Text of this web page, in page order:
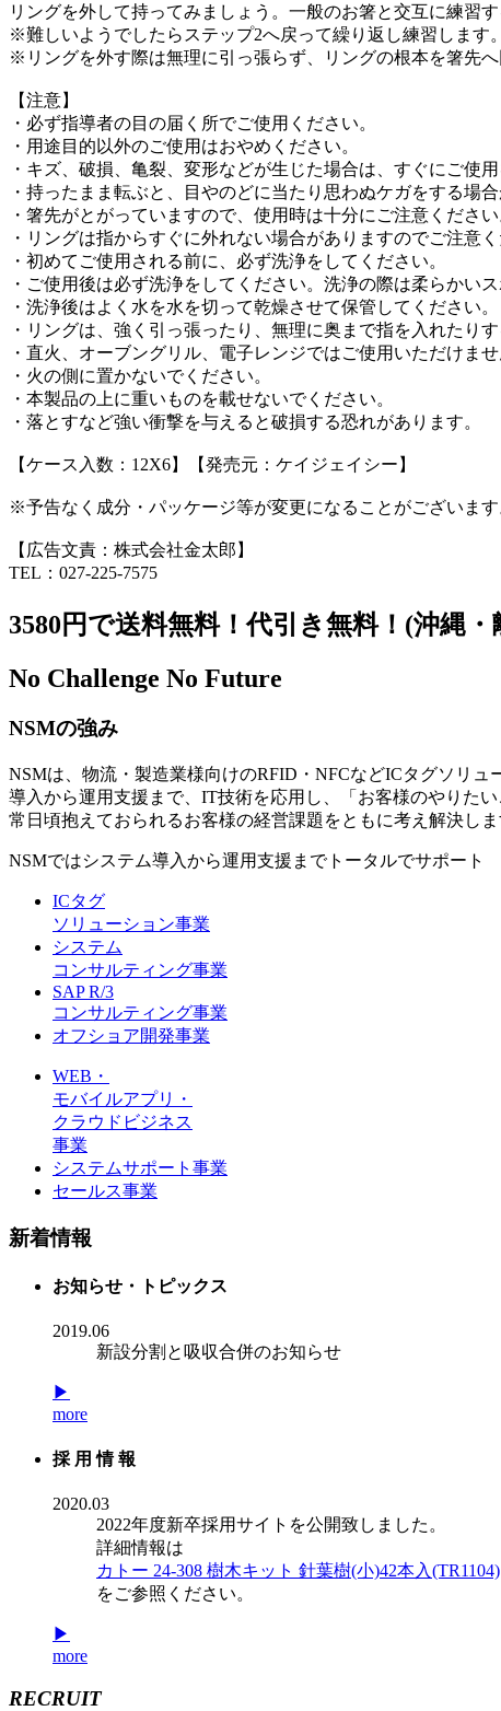
リングを外して持ってみましょう。一般のお箸と交互に練習
※難しいようでしたらステップ2へ戻って繰り返し練習します。
※リングを外す際は無理に引っ張らず、リングの根本を箸先へ
【注意】
・必ず指導者の目の届く所でご使用ください。
・用途目的以外のご使用はおやめください。
・キズ、破損、亀裂、変形などが生じた場合は、すぐにご使
・持ったまま転ぶと、目やのどに当たり思わぬケガをする場合
・箸先がとがっていますので、使用時は十分にご注意ください
・リングは指からすぐに外れない場合がありますのでご注意く
・初めてご使用される前に、必ず洗浄をしてください。
・ご使用後は必ず洗浄をしてください。洗浄の際は柔らかい
・洗浄後はよく水を水を切って乾燥させて保管してください。
・リングは、強く引っ張ったり、無理に奥まで指を入れたり
・直火、オーブングリル、電子レンジではご使用いただけませ
・火の側に置かないでください。
・本製品の上に重いものを載せないでください。
・落とすなど強い衝撃を与えると破損する恐れがあります。
【ケース入数：12X6】【発売元：ケイジェイシー】
※予告なく成分・パッケージ等が変更になることがございます
【広告文責：株式会社金太郎】
TEL：027-225-7575
3580円で送料無料！代引き無料！(沖縄
No Challenge No Future
NSMの強み
NSMは、物流・製造業様向けのRFID・NFCなどICタグソリュ
導入から運用支援まで、IT技術を応用し、「お客様のやりた
常日頃抱えておられるお客様の経営課題をともに考え解決しま
NSMではシステム導入から運用支援までトータルでサポート
ICタグ
ソリューション事業
システム
コンサルティング事業
SAP R/3
コンサルティング事業
オフショア開発事業
WEB・
モバイルアプリ・
クラウドビジネス
事業
システムサポート事業
セールス事業
新着情報
お知らせ・トピックス
2019.06
新設分割と吸収合併のお知らせ
▶
more
採 用 情 報
2020.03
2022年度新卒採用サイトを公開致しました。
詳細情報は
カトー 24-308 樹木キット 針葉樹(小)42本入(TR1104)
をご参照ください。
▶
more
RECRUIT